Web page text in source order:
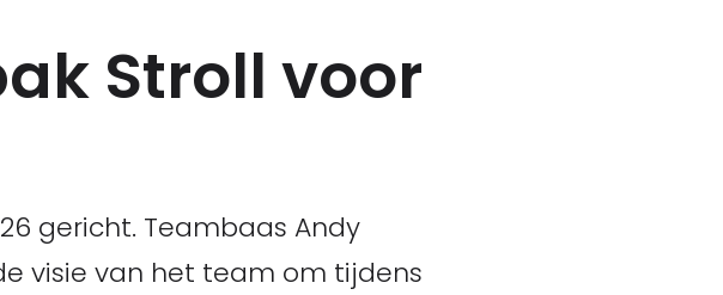
Stroll voor
gericht. Teambaas Andy
visie van het team om tijdens